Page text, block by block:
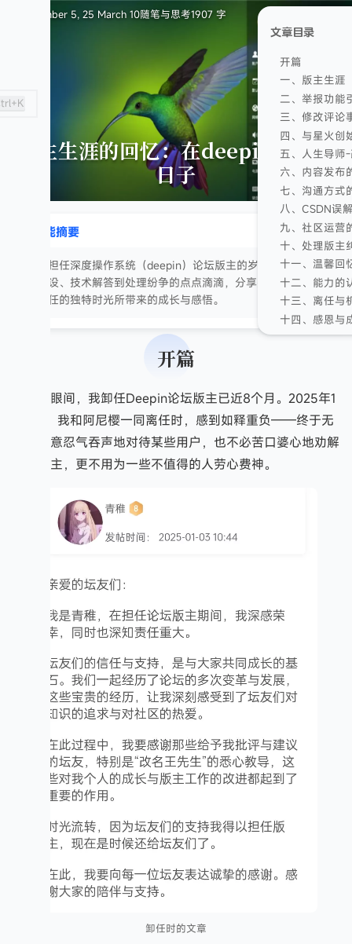
September 5, 25 March 10随笔与思考1907 字
版主生涯的回忆：在deepin论坛的
日子
智能摘要 GPT5.3
回顾担任深度操作系统（deepin）论坛版主的岁月，记录从社
区建设、技术解答到处理纷争的点点滴滴，分享那段充满热情
与责任的独特时光所带来的成长与感悟。
开篇
转眼间，我卸任Deepin论坛版主已近8个月。2025年1
月3日，我和阿尼樱一同离任时，感到如释重负——终于无
需再刻意忍气吞声地对待某些用户，也不必苦口婆心地劝解
其他版主，更不用为一些不值得的人劳心费神。
卸任时的文章
文章目录
开篇
一、版主生涯
二、举报功能
三、修改评论
四、与星火创
五、人生导师
六、内容发布
七、沟通方式
八、CSDN误
九、社区运营
十、处理版主
十一、温馨回
十二、能力的
十三、离任与
十四、感恩与